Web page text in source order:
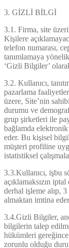
3. GİZLİ BİLGİ
3.1. Firma, site
Kişilere
telefon numarası,
tanımlamaya
‘Gizli Bilgiler’
3.2. Kullanıcı,
pazarlama
üzere, Site’nin
durumu ve
grup şirketleri ile
bağlamda
eder. Bu kişisel
müşteri profiline
istatistiksel
3.3.Kullanıcı, işbu
açıklamaksızın
derhal işleme alıp,
almaktan imtina
3.4.Gizli Bilgiler,
bilgilerin talep
hükümleri gereğince
zorunlu olduğu